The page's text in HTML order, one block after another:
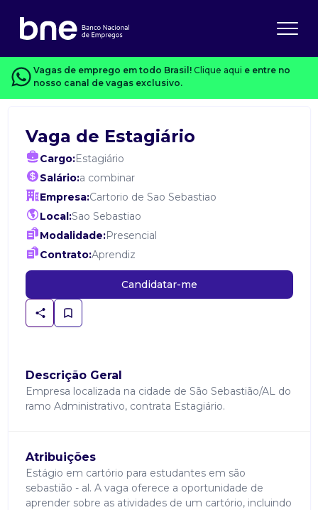
Vagas de emprego em todo Brasil! Clique aqui e entre no
nosso canal de vagas exclusivo.
Vaga de Estagiário
Cargo:Estagiário
Salário:a combinar
Empresa:Cartorio de Sao Sebastiao
Local:Sao Sebastiao
Modalidade:Presencial
Contrato:Aprendiz
Candidatar-me
Descrição Geral
Empresa localizada na cidade de São Sebastião/AL do
ramo Administrativo, contrata Estagiário.
Atribuições
Estágio em cartório para estudantes em são
sebastião - al. A vaga oferece a oportunidade de
aprender sobre as atividades de um cartório, incluindo